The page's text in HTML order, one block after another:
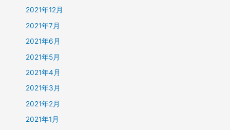
2021年12月
2021年7月
2021年6月
2021年5月
2021年4月
2021年3月
2021年2月
2021年1月